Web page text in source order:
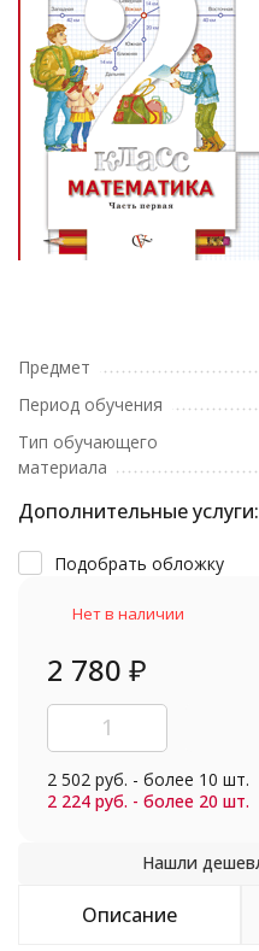
Предмет
Период обучения
Тип обучающего
материала
Дополнительные услуги:
Подобрать обложку
Нет в наличии
2 780 ₽
2 502 руб. - более 10 шт.
2 224 руб. - более 20 шт.
Описание